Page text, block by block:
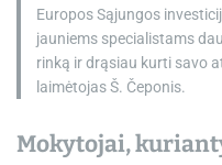
Europos Sąjungos
jauniems specialistams
rinką ir drąsiau kurti savo
laimėtojas Š. Čeponis.
Mokytojai,